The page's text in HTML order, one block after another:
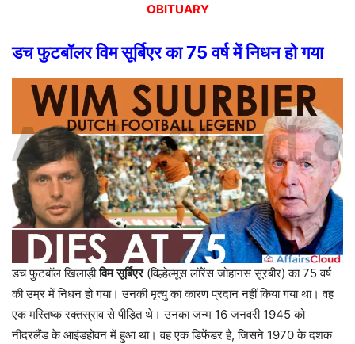
OBITUARY
डचफुटबॉलरविमसूर्बिएरका75वर्षमेंनिधनहोगया
डच फुटबॉल खिलाड़ी विम सूर्बिएर(विल्हेल्मूस लॉरेंस जोहानस सूरबीर)का75वर्ष
की उम्र में निधन हो गया। उनकी मृत्यु का कारण प्रदान नहीं किया गया था। वह
एक मस्तिष्क रक्तस्राव से पीड़ित थे। उनका जन्म 16जनवरी1945को
नीदरलैंड के आइंडहोवन में हुआ था। वह एक डिफेंडर है,जिसने 1970के दशक